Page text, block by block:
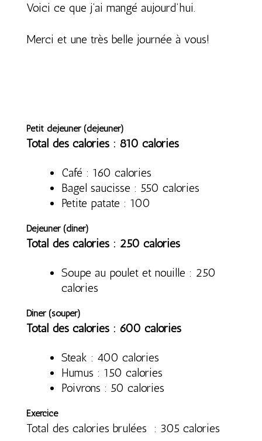
Voici ce que j’ai mangé aujourd’hui.
Merci et une très belle journée à vous!
Petit déjeuner (déjeuner)
Total des calories : 810 calories
Café : 160 calories
Bagel saucisse : 550 calories
Petite patate : 100
Déjeuner (diner)
Total des calories : 250 calories
Soupe au poulet et nouille : 250
calories
Diner (souper)
Total des calories : 600 calories
Steak : 400 calories
Humus : 150 calories
Poivrons : 50 calories
Exercice
Total des calories brulées : 305 calories